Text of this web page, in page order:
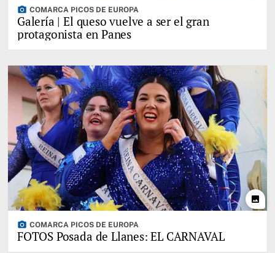
photo_camera COMARCA PICOS DE EUROPA
Galería | El queso vuelve a ser el gran
protagonista en Panes
photo
photo_camera COMARCA PICOS DE EUROPA
FOTOS Posada de Llanes: EL CARNAVAL